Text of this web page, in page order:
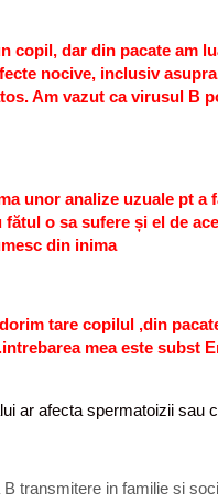
dar din pacate am
nocive, inclusiv
Am vazut ca virusul
unor analize uzuale pt
o sa sufere și el de
din inima
tare copilul ,din
mea este
ar afecta spermatoizii sau
B transmitere in familie si